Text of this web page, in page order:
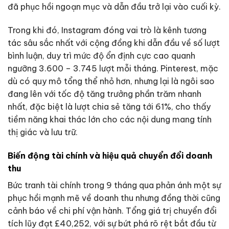
đã phục hồi ngoạn mục và dẫn đầu trở lại vào cuối kỳ.
Trong khi đó, Instagram đóng vai trò là kênh tương
tác sâu sắc nhất với cộng đồng khi dẫn đầu về số lượt
bình luận, duy trì mức độ ổn định cực cao quanh
ngưỡng 3.600 – 3.745 lượt mỗi tháng. Pinterest, mặc
dù có quy mô tổng thể nhỏ hơn, nhưng lại là ngôi sao
đang lên với tốc độ tăng trưởng phần trăm nhanh
nhất, đặc biệt là lượt chia sẻ tăng tới 61%, cho thấy
tiềm năng khai thác lớn cho các nội dung mang tính
thị giác và lưu trữ.
Biến động tài chính và hiệu quả chuyển đổi doanh
thu
Bức tranh tài chính trong 9 tháng qua phản ánh một sự
phục hồi mạnh mẽ về doanh thu nhưng đồng thời cũng
cảnh báo về chi phí vận hành. Tổng giá trị chuyển đổi
tích lũy đạt £40,252, với sự bứt phá rõ rệt bắt đầu từ